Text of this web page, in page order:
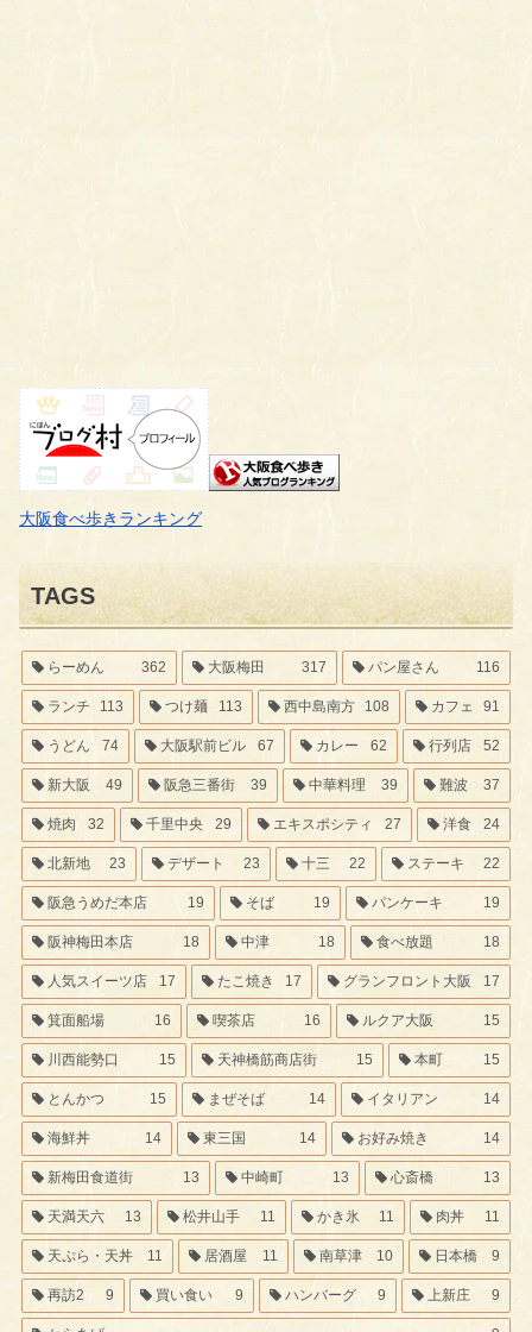
大阪食べ歩きランキング
TAGS
らーめん 362 大阪梅田 317 パン屋さん 116
ランチ 113 つけ麺 113 西中島南方 108 カフェ 91
うどん 74 大阪駅前ビル 67 カレー 62 行列店 52
新大阪 49 阪急三番街 39 中華料理 39 難波 37
焼肉 32 千里中央 29 エキスポシティ 27 洋食 24
北新地 23 デザート 23 十三 22 ステーキ 22
阪急うめだ本店 19 そば 19 パンケーキ 19
阪神梅田本店 18 中津 18 食べ放題 18
人気スイーツ店 17 たこ焼き 17 グランフロント大阪 17
箕面船場 16 喫茶店 16 ルクア大阪 15
川西能勢口 15 天神橋筋商店街 15 本町 15
とんかつ 15 まぜそば 14 イタリアン 14
海鮮丼 14 東三国 14 お好み焼き 14
新梅田食道街 13 中崎町 13 心斎橋 13
天満天六 13 松井山手 11 かき氷 11 肉丼 11
天ぷら・天丼 11 居酒屋 11 南草津 10 日本橋 9
再訪2 9 買い食い 9 ハンバーグ 9 上新庄 9